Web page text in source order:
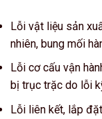
Lỗi vật liệu sản
nhiên, bung mối
Lỗi cơ cấu vận
bị trục trặc do lỗi
Lỗi liên kết, lắp